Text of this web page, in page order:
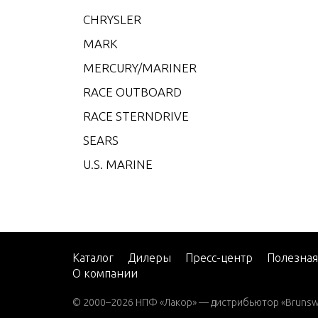
CHRYSLER
MARK
MERCURY/MARINER
RACE OUTBOARD
RACE STERNDRIVE
SEARS
U.S. MARINE
CMD
CMD
CMD
Каталог Дилеры Пресс-центр
О компании
© 2000–2026 НПФ «Лакор» — дистрибьютор